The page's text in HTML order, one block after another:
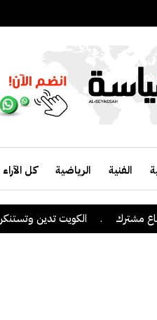
الفنية الرياضية كل الآراء
. الكويت تدين وتستنكر بشدة